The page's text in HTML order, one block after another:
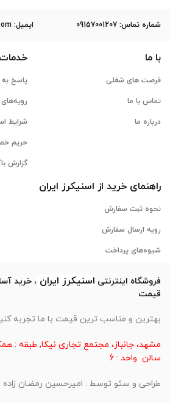
ﺷﻤﺎره ﺗﻤﺎس: 09157001207 ایمیل: sneakersiran98@gmail.com
با ما
فرصت های شغلی
تماس با ما
درباره ما
پاسخ
رویه‌های
شرایط
حریم
گزارش
راهنمای خرید از اسنیکرز ایران
نحوه ثبت سفارش
رویه ارسال سفارش
شیوه‌های پرداخت
فروشگاه اینترنتی اسنیکرز ایران ، خرید
قیمت
بهترین و مناسب ترین قیمت با ما تجربه
مشهد، جانباز، مجتمع تجاری نیکا, طبقه :
سالن واحد : 6
طراحی و سئو توسط : امیرحسین رمضان زاده | 09216007626 ( نکسورا )